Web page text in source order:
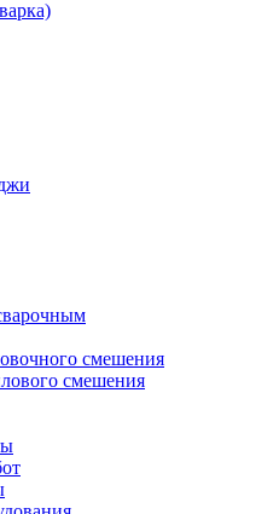
смешения
смешения